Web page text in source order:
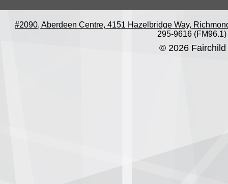
#2090, Aberdeen Centre, 4151 Hazelbridge Way,
295-9616 (FM96.1)
© 2026 Fairchild